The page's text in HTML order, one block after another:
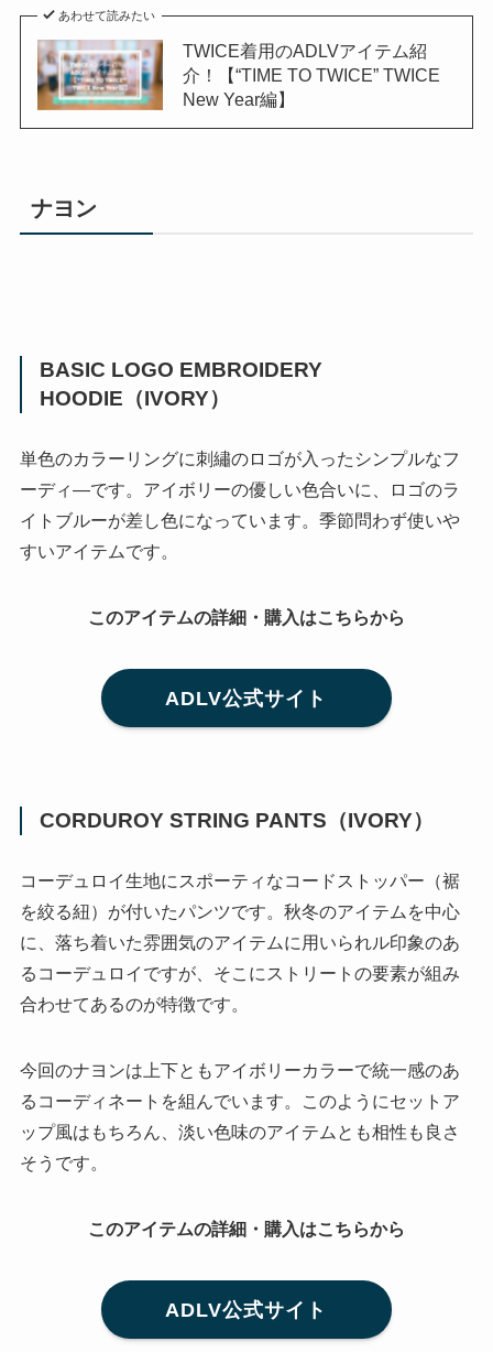
あわせて読みたい
TWICE着用のADLVアイテム紹
介！【“TIME TO TWICE” TWICE
New Year編】
ナヨン
BASIC LOGO EMBROIDERY
HOODIE（IVORY）
単色のカラーリングに刺繡のロゴが入ったシンプルなフ
ーディ―です。アイボリーの優しい色合いに、ロゴのラ
イトブルーが差し色になっています。季節問わず使いや
すいアイテムです。
このアイテムの詳細・購入はこちらから
ADLV公式サイト
CORDUROY STRING PANTS（IVORY）
コーデュロイ生地にスポーティなコードストッパー（裾
を絞る紐）が付いたパンツです。秋冬のアイテムを中心
に、落ち着いた雰囲気のアイテムに用いられル印象のあ
るコーデュロイですが、そこにストリートの要素が組み
合わせてあるのが特徴です。
今回のナヨンは上下ともアイボリーカラーで統一感のあ
るコーディネートを組んでいます。このようにセットア
ップ風はもちろん、淡い色味のアイテムとも相性も良さ
そうです。
このアイテムの詳細・購入はこちらから
ADLV公式サイト